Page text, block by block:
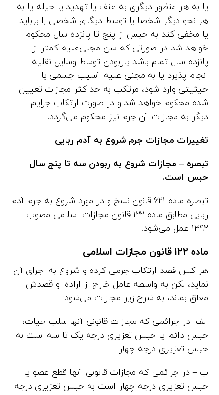
یا به هر منظور دیگری به عنف یا تهدید یا حیله یا به
هر نحو دیگر شخصا یا توسط‌ دیگری شخصی را برباید
یا مخفی کند به حبس از پنج تا پانزده سال محکوم
خواهد شد در صورتی که سن مجنی‌علیه کمتر از
پانزده سال تمام باشد یا‌ربودن توسط وسایل نقلیه
انجام پذیرد یا به مجنی علیه آسیب جسمی یا
حیثیتی وارد شود، مرتکب به حداکثر مجازات تعیین
شده محکوم خواهد شد‌ و در صورت ارتکاب جرایم
دیگر به مجازات آن جرم نیز محکوم می‌گردد.
تغییرات مجازات جرم شروع به آدم ربایی
تبصره – مجازات شروع به ربودن سه تا پنج سال
حبس است.
تبصره ماده ۶۲۱ قانون نسخ و در مورد شروع به جرم آدم
ربایی مطابق ماده ۱۲۲ قانون مجازات اسلامی مصوب
۱۳۹۲ عمل می‌شود.
ماده ۱۲۲ قانون مجازات اسلامی
هر کس قصد ارتکاب جرمی کرده و شروع به اجرای آن
نماید، لکن به واسطه عامل خارج از اراده او قصدش
معلق بماند، به شرح زیر مجازات می‌شود:
الف- در جرائمی که مجازات قانونی آنها سلب حیات،
حبس دائم یا حبس تعزیری درجه یک تا سه است به
حبس تعزیری درجه چهار
ب – در جرائمی که مجازات قانونی آنها قطع عضو یا
حبس تعزیری درجه چهار است به حبس تعزیری درجه